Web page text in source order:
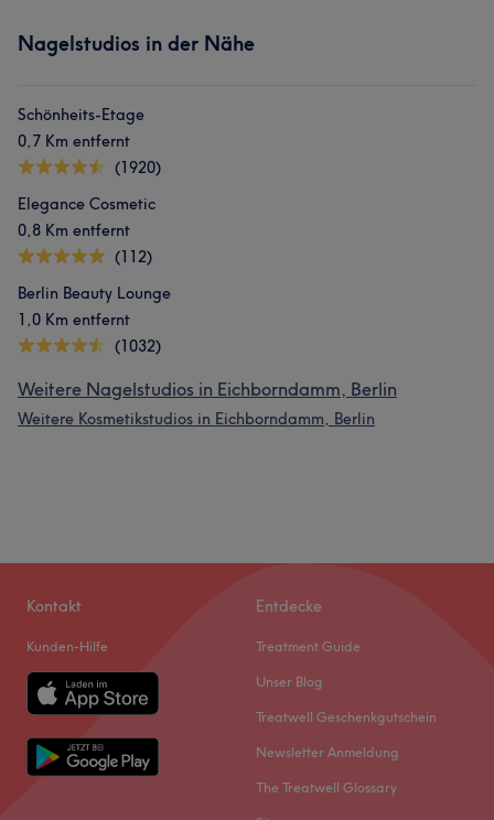
Nagelstudios in der Nähe
Schönheits-Etage
0,7 Km entfernt
(1920)
Elegance Cosmetic
0,8 Km entfernt
(112)
Berlin Beauty Lounge
1,0 Km entfernt
(1032)
Weitere Nagelstudios in Eichborndamm, Berlin
Weitere Kosmetikstudios in Eichborndamm, Berlin
Kontakt
Kunden-Hilfe
Entdecke
Treatment Guide
Unser Blog
Treatwell Geschenkgutschein
Newsletter Anmeldung
The Treatwell Glossary